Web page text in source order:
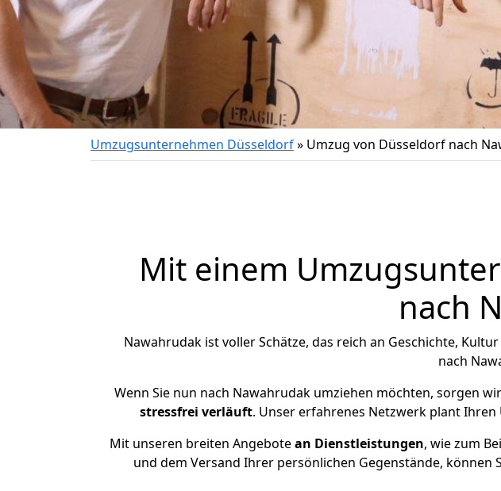
Umzugsunternehmen Düsseldorf» Umzug von Düsseldorf nach
Mit einem
nach
Nawahrudak ist voller Schätze, das reich an Geschichte,
nach
Wenn Sie nun nach Nawahrudak umziehen möchten, sorgen
stressfrei verläuft. Unser erfahrenes Netzwerk plant
Mit unseren breiten Angebotean Dienstleistungen, wie zum
und dem Versand Ihrer persönlichen Gegenstände, können